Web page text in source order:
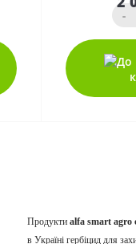
-
Продукти alfa smart agro
в Україні гербіцид для